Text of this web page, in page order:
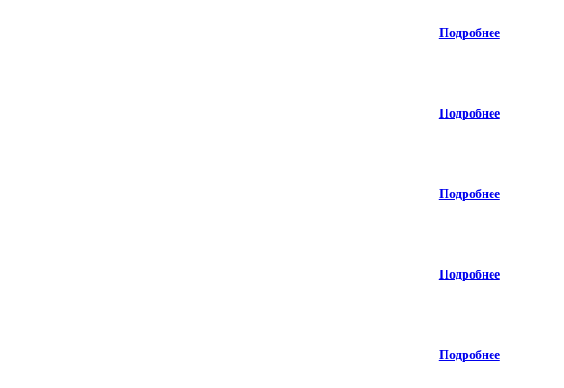
Подробнее
Подробнее
Подробнее
Подробнее
Подробнее